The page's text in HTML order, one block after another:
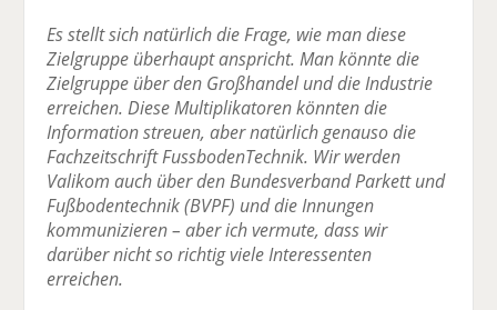
Es stellt sich natürlich die Frage, wie man diese
Zielgruppe überhaupt anspricht. Man könnte die
Zielgruppe über den Großhandel und die Industrie
erreichen. Diese Multiplikatoren könnten die
Information streuen, aber natürlich genauso die
Fachzeitschrift FussbodenTechnik. Wir werden
Valikom auch über den Bundesverband Parkett und
Fußbodentechnik (BVPF) und die Innungen
kommunizieren – aber ich vermute, dass wir
darüber nicht so richtig viele Interessenten
erreichen.